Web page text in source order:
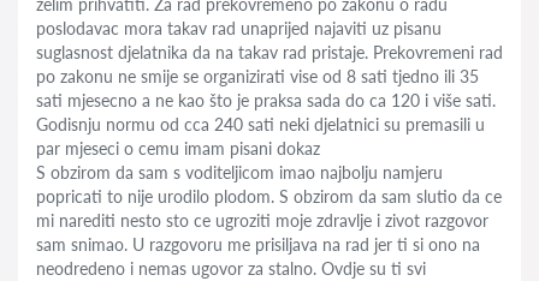
želim prihvatiti. Za rad prekovremeno po zakonu o radu
poslodavac mora takav rad unaprijed najaviti uz pisanu
suglasnost djelatnika da na takav rad pristaje. Prekovremeni rad
po zakonu ne smije se organizirati vise od 8 sati tjedno ili 35
sati mjesecno a ne kao što je praksa sada do ca 120 i više sati.
Godisnju normu od cca 240 sati neki djelatnici su premasili u
par mjeseci o cemu imam pisani dokaz
S obzirom da sam s voditeljicom imao najbolju namjeru
popricati to nije urodilo plodom. S obzirom da sam slutio da ce
mi narediti nesto sto ce ugroziti moje zdravlje i zivot razgovor
sam snimao. U razgovoru me prisiljava na rad jer ti si ono na
neodredeno i nemas ugovor za stalno. Ovdje su ti svi